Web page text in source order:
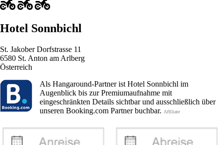
Hotel Sonnbichl
St. Jakober Dorfstrasse 11
6580 St. Anton am Arlberg
Österreich
Als Hangaround-Partner ist Hotel Sonnbichl im
Augenblick bis zur Premiumaufnahme mit
eingeschränkten Details sichtbar und ausschließlich über
unseren Booking.com Partner buchbar. Affiliate